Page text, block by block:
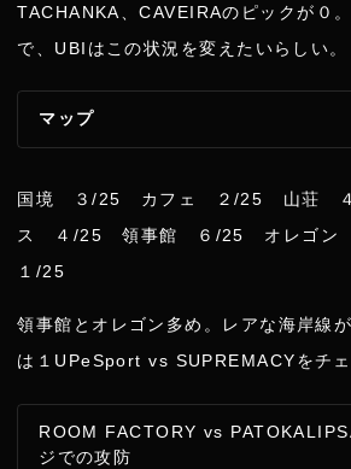
TACHANKA、CAVEIRAのピックが０
で、UBIはこの状況を変えたいらしい。
マップ
国境 ３/25 カフェ ２/25 山荘 ４
ス ４/25 領事館 ６/25 オレゴ
１/25
領事館とオレゴン多め。レアな海岸線
は１UPeSport vs SUPREMACYをチェ
ROOM FACTORY vs
ジでの攻防